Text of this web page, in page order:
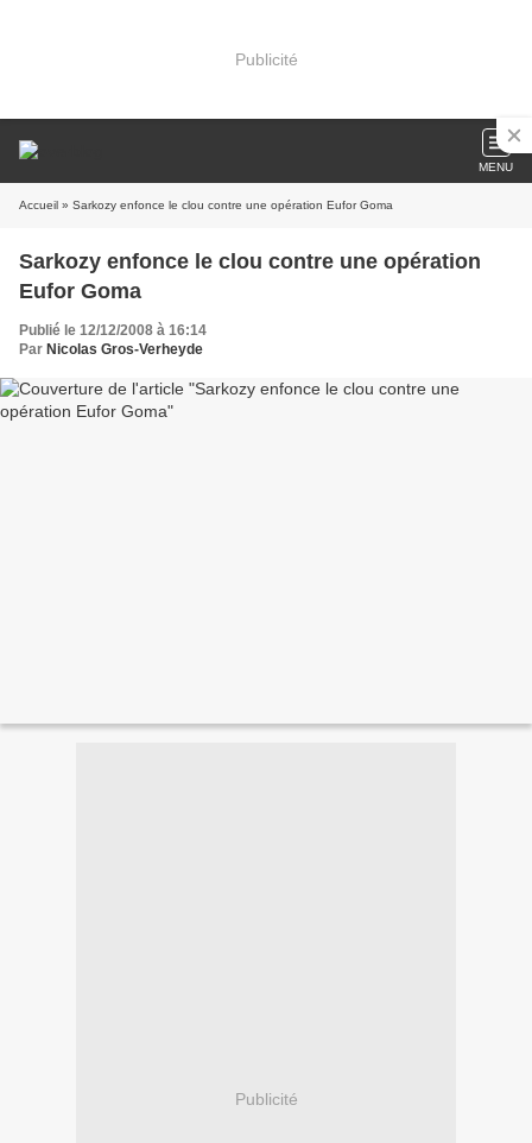
Publicité
MENU
Accueil » Sarkozy enfonce le clou contre une opération Eufor Goma
Sarkozy enfonce le clou contre une opération
Eufor Goma
Publié le 12/12/2008 à 16:14
Par Nicolas Gros-Verheyde
Publicité